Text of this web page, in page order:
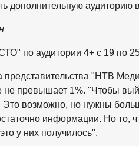
дополнительную
по аудитории 4+ с 19 по
"НТВ
не превышает 1%. "Чтобы
возможно, но нужны
информации. Но то,
у них получилось".